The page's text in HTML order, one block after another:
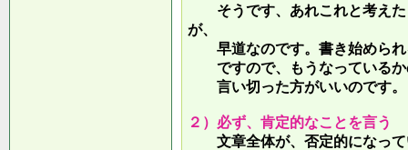
そうです、あれこれと考えた
が、
早道なのです。書き始められ
ですので、もうなっているか
言い切った方がいいのです。
２）必ず、肯定的なことを言う
文章全体が、否定的になっ